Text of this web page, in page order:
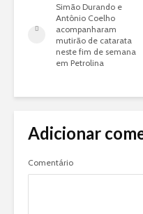
Simão Durando e
Antônio Coelho
acompanharam
mutirão de catarata
neste fim de semana
em Petrolina
Adicionar
Comentário